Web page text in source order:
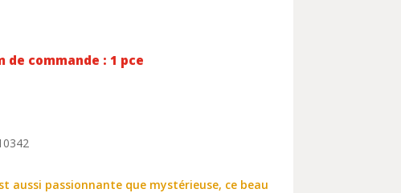
commande : 1 pce
aussi passionnante que mystérieuse, ce beau